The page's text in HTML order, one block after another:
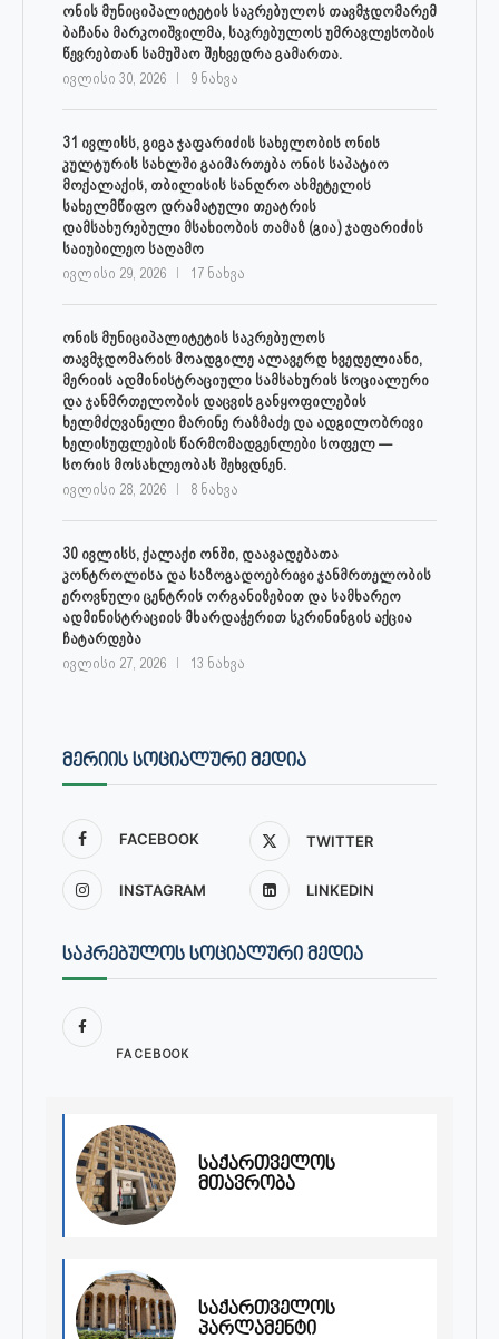
ონის მუნიციპალიტეტის საკრებულოს თავმჯდომარემ
ბაჩანა მარკოიშვილმა, საკრებულოს უმრავლესობის
წევრებთან სამუშაო შეხვედრა გამართა.
ივლისი 30, 2026 9 ნახვა
31 ივლისს, გიგა ჯაფარიძის სახელობის ონის
კულტურის სახლში გაიმართება ონის საპატიო
მოქალაქის, თბილისის სანდრო ახმეტელის
სახელმწიფო დრამატული თეატრის
დამსახურებული მსახიობის თამაზ (გია) ჯაფარიძის
საიუბილეო საღამო
ივლისი 29, 2026 17 ნახვა
ონის მუნიციპალიტეტის საკრებულოს
თავმჯდომარის მოადგილე ალავერდ ხვედელიანი,
მერიის ადმინისტრაციული სამსახურის სოციალური
და ჯანმრთელობის დაცვის განყოფილების
ხელმძღვანელი მარინე რაზმაძე და ადგილობრივი
ხელისუფლების წარმომადგენლები სოფელ —
სორის მოსახლეობას შეხვდნენ.
ივლისი 28, 2026 8 ნახვა
30 ივლისს, ქალაქი ონში, დაავადებათა
კონტროლისა და საზოგადოებრივი ჯანმრთელობის
ეროვნული ცენტრის ორგანიზებით და სამხარეო
ადმინისტრაციის მხარდაჭერით სკრინინგის აქცია
ჩატარდება
ივლისი 27, 2026 13 ნახვა
ᲛᲔᲠᲘᲘᲡ ᲡᲝᲪᲘᲐᲚᲣᲠᲘ ᲛᲔᲓᲘᲐ
FACEBOOK TWITTER
INSTAGRAM LINKEDIN
ᲡᲐᲙᲠᲔᲑᲣᲚᲝᲡ ᲡᲝᲪᲘᲐᲚᲣᲠᲘ ᲛᲔᲓᲘᲐ
FACEBOOK
საქართველოს
მთავრობა
საქართველოს
პარლამენტი